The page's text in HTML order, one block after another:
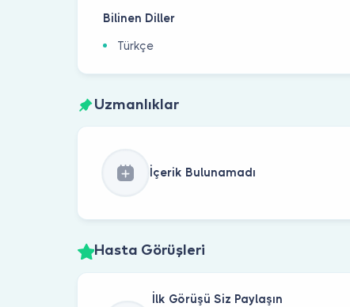
Bilinen Diller
Türkçe
Uzmanlıklar
İçerik Bulunamadı
Hasta Görüşleri
İlk Görüşü Siz Paylaşın